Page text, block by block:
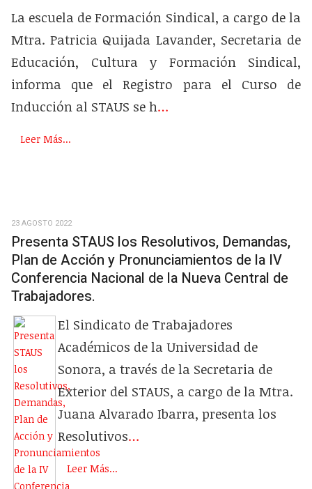
La escuela de Formación Sindical, a cargo de la
Mtra. Patricia Quijada Lavander, Secretaria de
Educación, Cultura y Formación Sindical,
informa que el Registro para el Curso de
Inducción al STAUS se h…
Leer Más...
23 AGOSTO 2022
Presenta STAUS los Resolutivos, Demandas,
Plan de Acción y Pronunciamientos de la IV
Conferencia Nacional de la Nueva Central de
Trabajadores.
El Sindicato de Trabajadores
Académicos de la Universidad de
Sonora, a través de la Secretaria de
Exterior del STAUS, a cargo de la Mtra.
Juana Alvarado Ibarra, presenta los
Resolutivos…
Leer Más...